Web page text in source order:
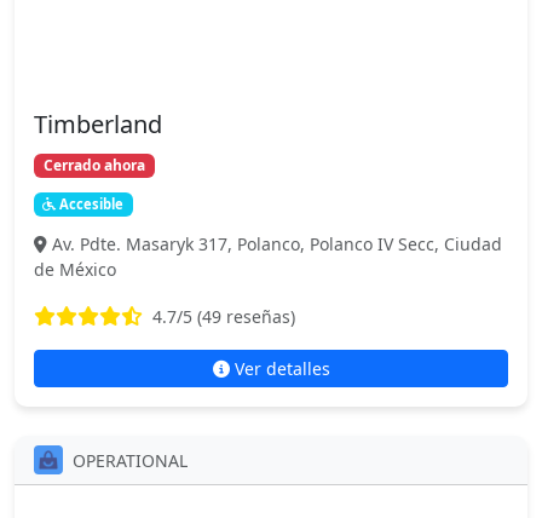
Timberland
Cerrado ahora
Accesible
Av. Pdte. Masaryk 317, Polanco, Polanco IV Secc, Ciudad
de México
4.7/5 (49 reseñas)
Ver detalles
OPERATIONAL